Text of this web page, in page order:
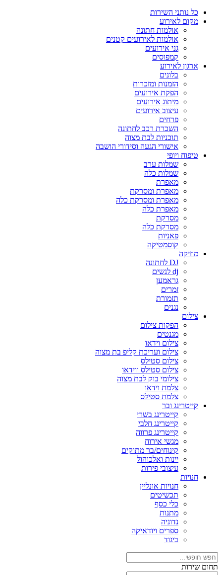
כל נותני השירות
מקום לאירוע
אולמות חתונה
אולמות לאירועים קטנים
גני אירועים
קמפוסים
ארגון לאירוע
בלונים
הזמנות ומזכרות
הפקת אירועים
מיתוג אירועים
עיצוב אירועים
פרחים
השכרת רכב לחתונה
תוכניות לבת מצוה
אישורי הגעה וסידורי הושבה
טיפוח ויופי
שמלות ערב
שמלות כלה
מאפרת
מאפרת ומסרקת
מאפרת ומסרקת כלה
מאפרת כלה
מסרקת
מסרקת כלה
פאניות
קוסמטיקה
מוזיקה
DJ לחתונה
dj לנשים
גראמען
זמרים
תזמורת
נגנים
צילום
הפקות צילום
מגנטים
צילום וידאו
צילום ועריכת קליפ בת מצוה
צילום סטילס
צילום סטילס ווידאו
צילומי בוק לבת מצוה
צלמת וידאו
צלמת סטילס
קייטרינג ובר
קייטרינג בשרי
קייטרינג חלבי
קייטרינג פרווה
מגשי אירוח
קינוחים/בר מתוקים
יינות ואלכוהול
עיצובי פירות
חנויות
חנויות אונליין
תכשיטים
כלי כסף
מתנות
נדוניה
ספרים ויודאיקה
ביגוד
תחום שירות